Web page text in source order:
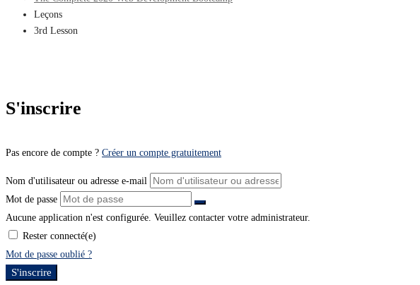
Leçons
3rd Lesson
S'inscrire
Pas encore de compte ? Créer un compte gratuitement
Nom d'utilisateur ou adresse e-mail
Mot de passe
Aucune application n'est configurée. Veuillez contacter votre administrateur.
Rester connecté(e)
Mot de passe oublié ?
S'inscrire